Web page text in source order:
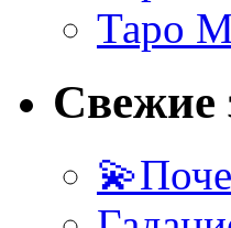
Таро
Свежие